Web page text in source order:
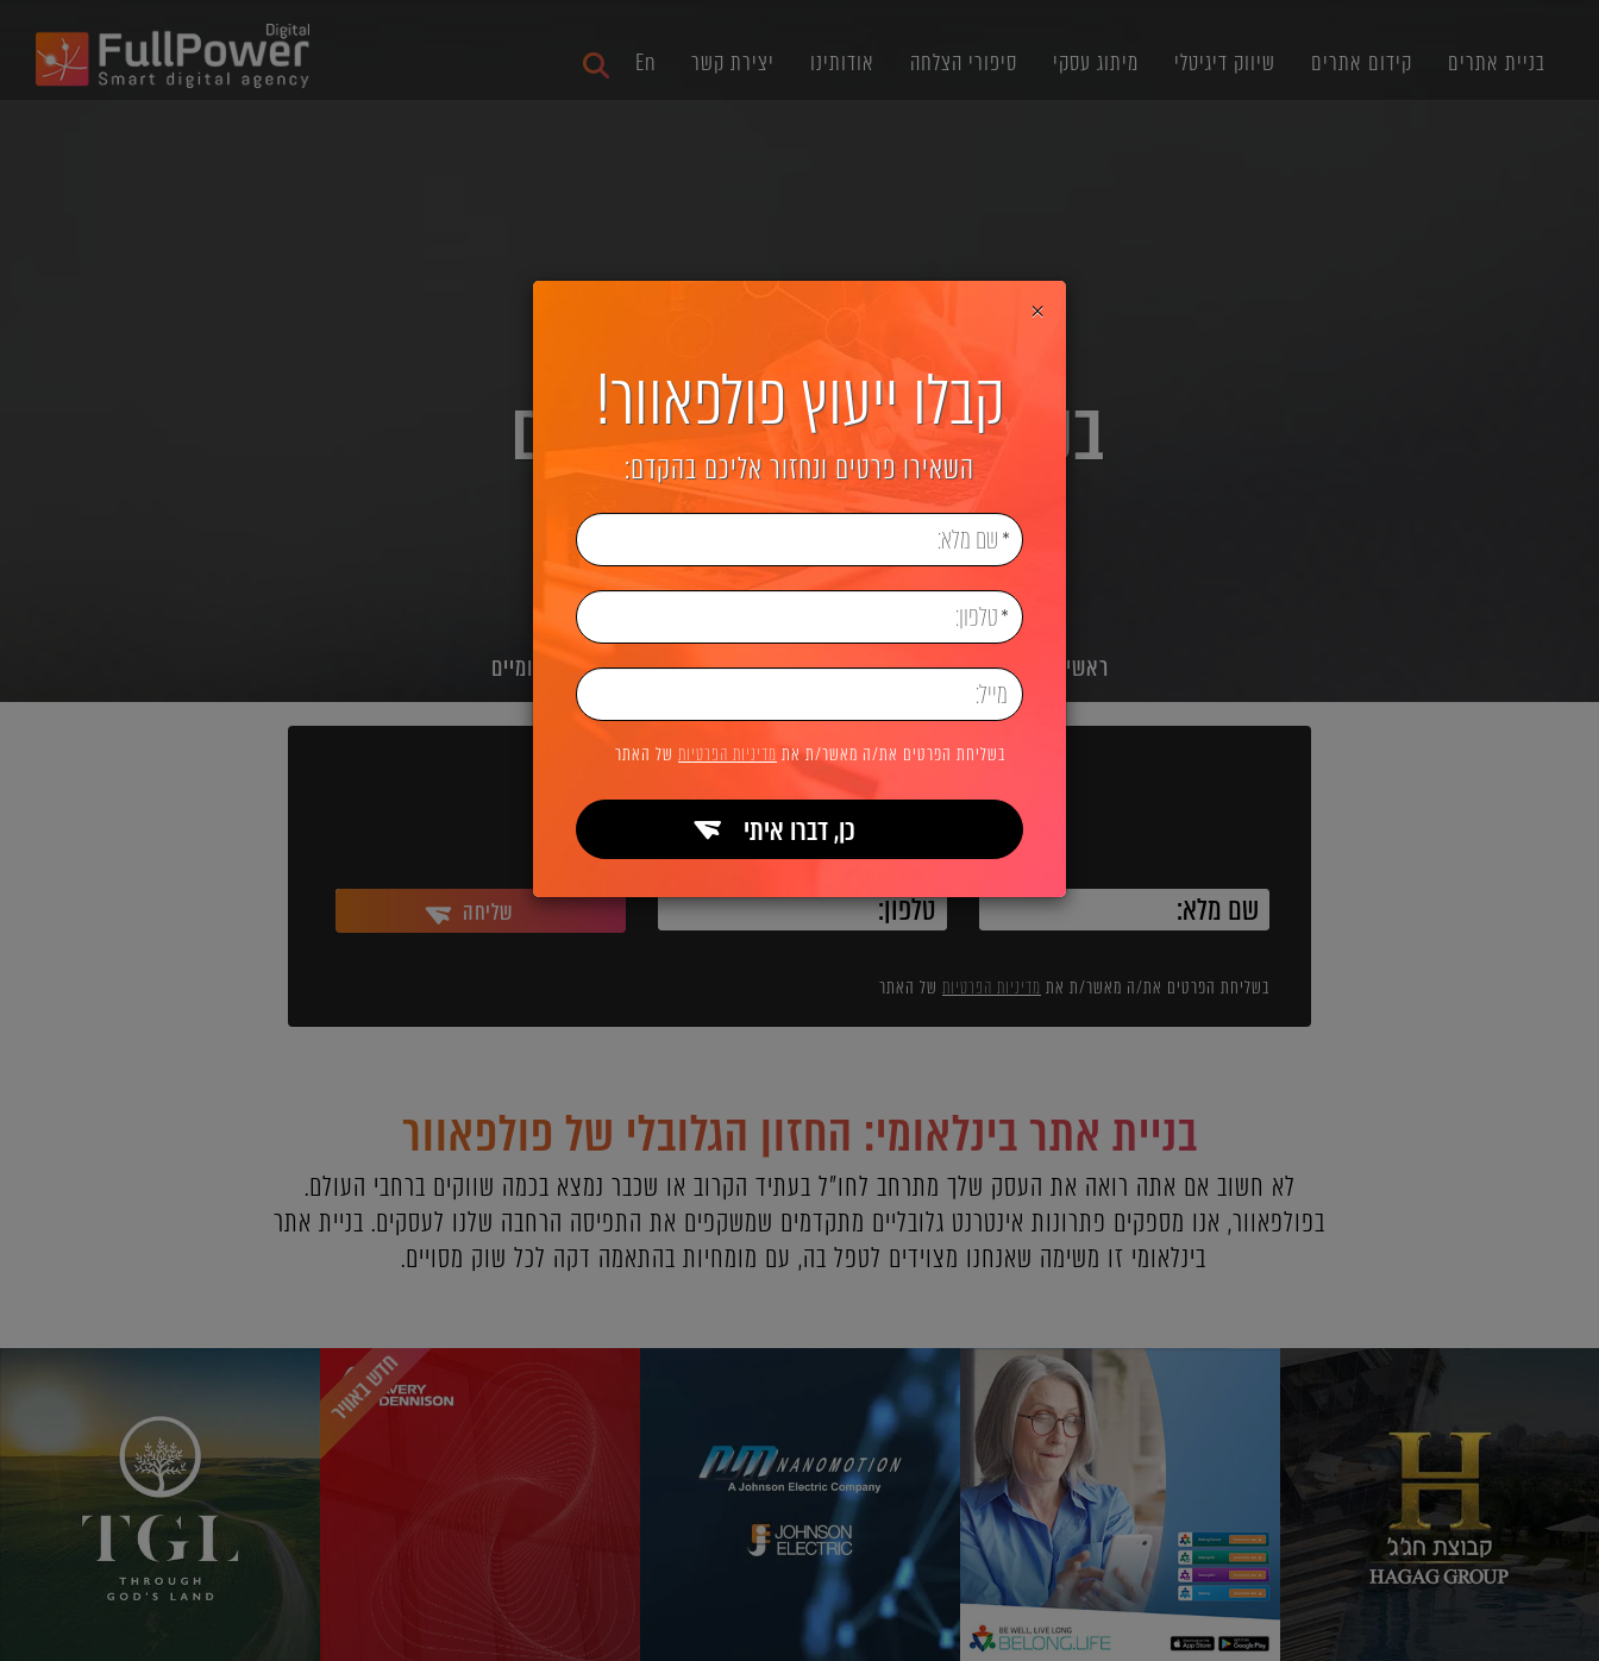
בניית אתרים קידום אתרים שיווק דיגיטלי מיתוג עסקי סיפורי הצלחה אודותינו יצירת קשר En
ראשי בניית אתרים בלוג בניית אתרים בניית אתרים בינלאומיים
בניית אתרים בינלאומיים
לשיחת ייעוץ והצעת מחיר
השאירו פרטים ואנחנו מיד מתקשרים:
שליחה
בשליחת הפרטים את/ה מאשר/ת את מדיניות הפרטיות של האתר
בניית אתר בינלאומי: החזון הגלובלי של פולפאוור
לא חשוב אם אתה רואה את העסק שלך מתרחב לחו"ל בעתיד הקרוב או שכבר נמצא בכמה שווקים ברחבי העולם.
בפולפאוור, אנו מספקים פתרונות אינטרנט גלובליים מתקדמים שמשקפים את התפיסה הרחבה שלנו לעסקים. בניית אתר
בינלאומי זו משימה שאנחנו מצוידים לטפל בה, עם מומחיות בהתאמה דקה לכל שוק מסויים.
חדש באוויר
×
קבלו ייעוץ פולפאוור!
השאירו פרטים ונחזור אליכם בהקדם:
בשליחת הפרטים את/ה מאשר/ת את מדיניות הפרטיותשל האתר
כן, דברו איתי